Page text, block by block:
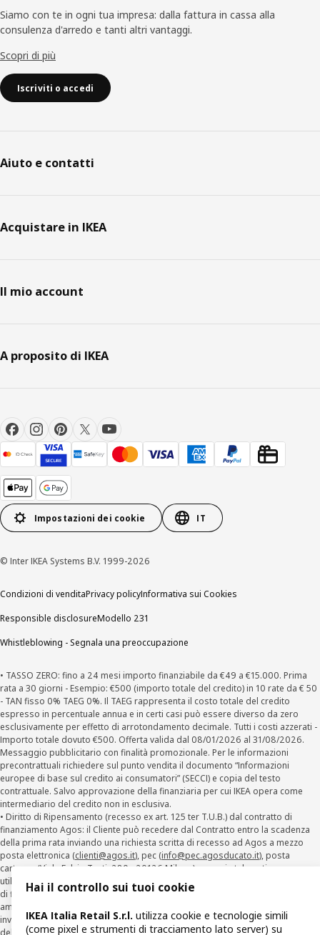
Siamo con te in ogni tua impresa: dalla fattura in cassa alla
consulenza d'arredo e tanti altri vantaggi.
Scopri di più
Iscriviti o accedi
Aiuto e contatti
Acquistare in IKEA
Il mio account
A proposito di IKEA
Impostazioni dei cookie IT
© Inter IKEA Systems B.V. 1999-2026
Condizioni di venditaPrivacy policyInformativa sui Cookies
Responsible disclosureModello 231
Whistleblowing - Segnala una preoccupazione
• TASSO ZERO: fino a 24 mesi importo finanziabile da €49 a €15.000. Prima
rata a 30 giorni - Esempio: €500 (importo totale del credito) in 10 rate da € 50
- TAN fisso 0% TAEG 0%. Il TAEG rappresenta il costo totale del credito
espresso in percentuale annua e in certi casi può essere diverso da zero
esclusivamente per effetto di arrotondamento decimale. Tutti i costi azzerati -
Importo totale dovuto €500. Offerta valida dal 08/01/2026 al 31/08/2026.
Messaggio pubblicitario con finalità promozionale. Per le informazioni
precontrattuali richiedere sul punto vendita il documento “Informazioni
europee di base sul credito ai consumatori” (SECCI) e copia del testo
contrattuale. Salvo approvazione della finanziaria per cui IKEA opera come
intermediario del credito non in esclusiva.
• Diritto di Ripensamento (recesso ex art. 125 ter T.U.B.) dal contratto di
finanziamento Agos: il Cliente può recedere dal Contratto entro la scadenza
della prima rata inviando una richiesta scritta di recesso ad Agos a mezzo
posta elettronica (clienti@agos.it), pec (info@pec.agosducato.it), posta
cartacea (Viale Fulvio Testi, 280 - 20126 Milano) e per via telematica –
utilizzando la funzionalità sul sito
www.agos.it
di finanziamento effettuate con canali a distanza. In caso di pre-
ammortamento, la comunicazione di recesso da parte del Cliente deve essere
inviata, con le modalità di cui sopra entro 30 giorni dalla data di accettazione
Hai il controllo sui tuoi cookie
IKEA Italia Retail S.r.l. utilizza cookie e tecnologie simili
(come pixel e strumenti di tracciamento lato server) su